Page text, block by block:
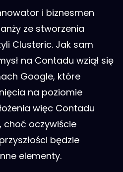
i biznesmen
ze stworzenia
Clusteric. Jak sam
na Contadu wziął się
Google, które
na poziomie
więc Contadu
choć oczywiście
będzie
elementy.